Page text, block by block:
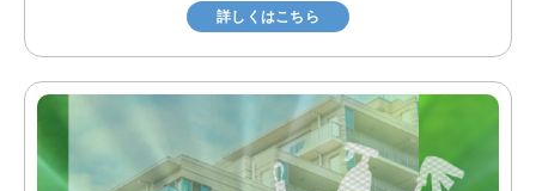
詳しくはこちら